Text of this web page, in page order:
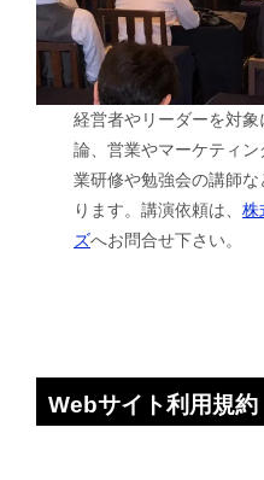
経営者やリーダーを対
論、営業やマーケティ
業研修や勉強会の講師
ります。講演依頼は、株
ズへお問合せ下さい。
Webサイト利用規約